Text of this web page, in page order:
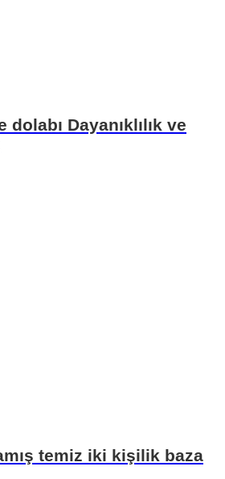
Dayanıklılık ve
temiz iki kişilik baza